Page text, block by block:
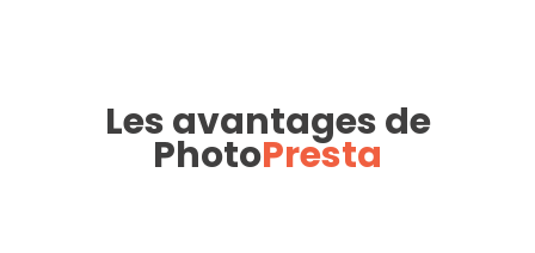
Les avantages de
PhotoPresta